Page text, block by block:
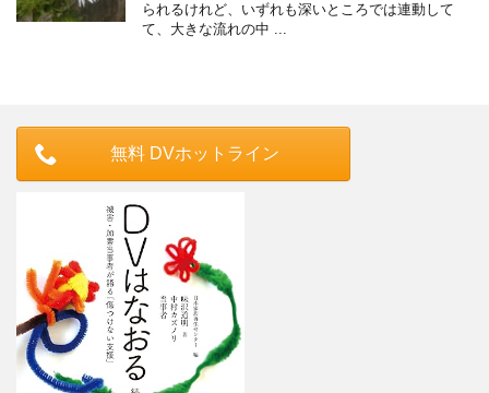
られるけれど、いずれも深いところでは連動して
て、大きな流れの中 ...
無料 DVホットライン